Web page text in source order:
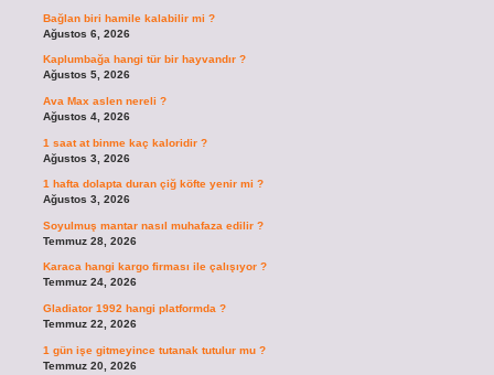
Bağlan biri hamile kalabilir mi ?
Ağustos 6, 2026
Kaplumbağa hangi tür bir hayvandır ?
Ağustos 5, 2026
Ava Max aslen nereli ?
Ağustos 4, 2026
1 saat at binme kaç kaloridir ?
Ağustos 3, 2026
1 hafta dolapta duran çiğ köfte yenir mi ?
Ağustos 3, 2026
Soyulmuş mantar nasıl muhafaza edilir ?
Temmuz 28, 2026
Karaca hangi kargo firması ile çalışıyor ?
Temmuz 24, 2026
Gladiator 1992 hangi platformda ?
Temmuz 22, 2026
1 gün işe gitmeyince tutanak tutulur mu ?
Temmuz 20, 2026